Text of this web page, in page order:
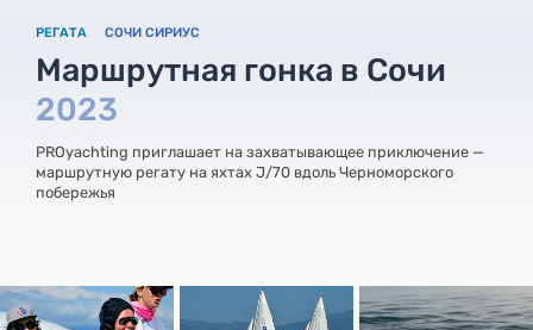
РЕГАТА СОЧИ СИРИУС
Маршрутная гонка в Сочи
2023
PROyachting приглашает на захватывающее приключение —
маршрутную регату на яхтах J/70 вдоль Черноморского
побережья